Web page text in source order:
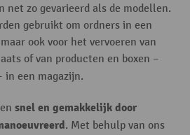
net zo gevarieerd als de modellen.
gebruikt om ordners in een
ook voor het vervoeren van
of van producten en boxen –
in een magazijn.
snel en gemakkelijk door
. Met behulp van ons